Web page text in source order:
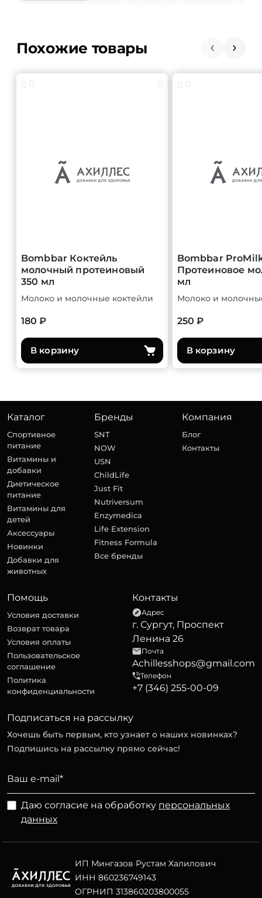
Похожие товары
0
Bombbar Коктейль
молочный протеиновый
350 мл
Молоко и молочные коктейли
180 ₽
В корзину
0
Bombbar
Протеиновое
мл
Молоко и
250 ₽
В корзину
Каталог
Спортивное
питание
Витамины и
добавки
Диетическое
питание
Витамины для
детей
Аксессуары
Новинки
Добавки для
животных
Бренды
SNT
NOW
USN
ChildLife
Just Fit
Nutriversum
Enzymedica
Life Extension
Fitness Formula
Все бренды
Компания
Блог
Контакты
Помощь
Условия доставки
Возврат товара
Условия оплаты
Пользовательское
соглашение
Политика
конфиденциальности
Контакты
Адрес
г. Сургут, Проспект
Ленина 26
Почта
Achillesshops@gmail.com
Телефон
+7 (346) 255-00-09
Подписаться на рассылку
Хочешь быть первым, кто узнает о наших новинках?
Подпишись на рассылку прямо сейчас!
Даю согласие на обработку персональных
данных
ИП Мингазов Рустам Халилович
ИНН 860236749143
ОГРНИП 313860203800055